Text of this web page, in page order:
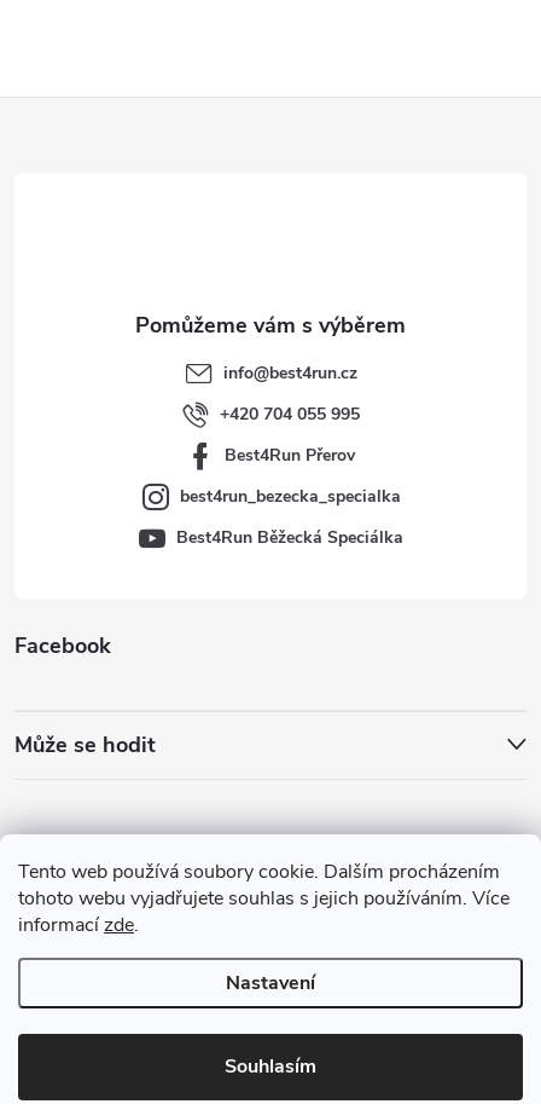
Tento web používá soubory cookie. Dalším procházením
tohoto webu vyjadřujete souhlas s jejich používáním. Více
informacízde.
Nastavení
Souhlasím
Facebook
Může se hodit
info@best4run.cz
+420 704 055 995
Best4Run Přerov
best4run_bezecka_specialka
Best4Run Běžecká Speciálka
Copyright 2026Best4Run Běžecká speciálka. Všechna práva vyhrazena.